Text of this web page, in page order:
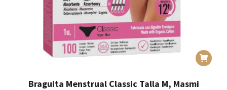
Braguita Menstrual Classic Talla M, Masmi